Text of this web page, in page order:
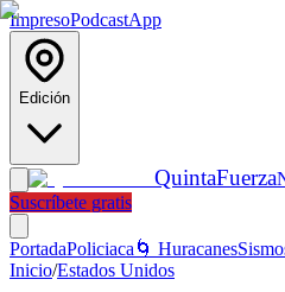
ImpresoPodcastApp
Edición
QuintaFuerza
Suscríbete gratis
PortadaPoliciaca 🌀 Huracanes
Inicio/Estados Unidos